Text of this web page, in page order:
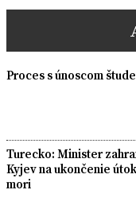
Proces s únoscom
Turecko: Minister
Kyjev na ukončenie
mori